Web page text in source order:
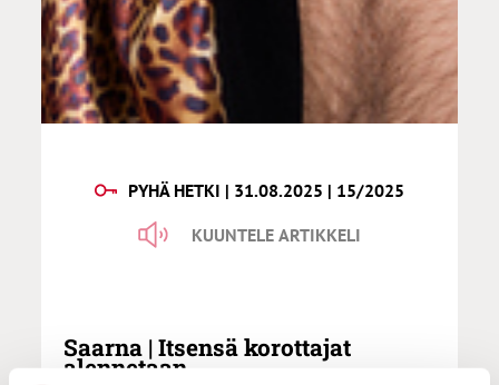
PYHÄ HETKI | 31.08.2025 | 15/2025
KUUNTELE ARTIKKELI
Saarna | Itsensä korottajat
alennetaan